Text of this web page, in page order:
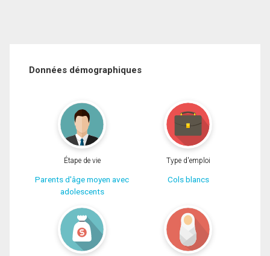
Données démographiques
Étape de vie
Parents d'âge moyen avec
adolescents
Type d'emploi
Cols blancs